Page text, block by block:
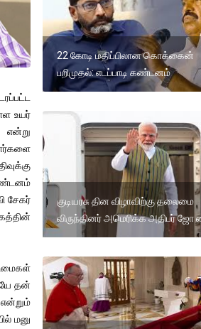
உயர்
என்று
சேகர்
தன்
மனு
22 கோடி மதிப்பிலான கொக்கைன்
பறிமுதல்: எடப்பாடி கண்டனம்
குடியரசு தின விழாவிற்கு தலைமை
விருந்தினர் அமெரிக்க அதிபர் ஜோ